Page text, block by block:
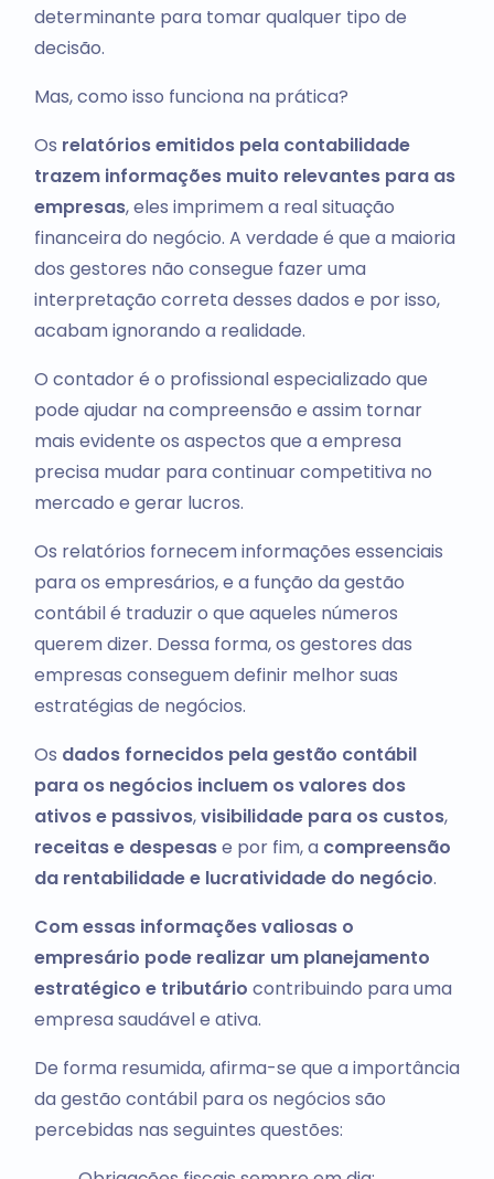
determinante para tomar qualquer tipo de
decisão.
Mas, como isso funciona na prática?
Os relatórios emitidos pela contabilidade
trazem informações muito relevantes para as
empresas, eles imprimem a real situação
financeira do negócio. A verdade é que a maioria
dos gestores não consegue fazer uma
interpretação correta desses dados e por isso,
acabam ignorando a realidade.
O contador é o profissional especializado que
pode ajudar na compreensão e assim tornar
mais evidente os aspectos que a empresa
precisa mudar para continuar competitiva no
mercado e gerar lucros.
Os relatórios fornecem informações essenciais
para os empresários, e a função da gestão
contábil é traduzir o que aqueles números
querem dizer. Dessa forma, os gestores das
empresas conseguem definir melhor suas
estratégias de negócios.
Os dados fornecidos pela gestão contábil
para os negócios incluem os valores dos
ativos e passivos,visibilidade para os custos,
receitas e despesase por fim, a compreensão
da rentabilidade e lucratividade do negócio.
Com essas informações valiosas o
empresário pode realizar um planejamento
estratégico e tributário contribuindo para uma
empresa saudável e ativa.
De forma resumida, afirma-se que a importância
da gestão contábil para os negócios são
percebidas nas seguintes questões: